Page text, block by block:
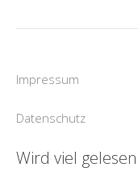
Impressum
Datenschutz
Wird viel